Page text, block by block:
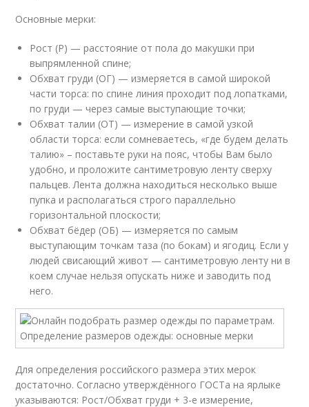
Основные мерки:
Рост (Р) — расстояние от пола до макушки при
выпрямленной спине;
Обхват груди (ОГ) — измеряется в самой широкой
части торса: по спине линия проходит под лопатками,
по груди — через самые выступающие точки;
Обхват талии (ОТ) — измерение в самой узкой
области торса: если сомневаетесь, «где будем делать
талию» – поставьте руки на пояс, чтобы Вам было
удобно, и проложите сантиметровую ленту сверху
пальцев. Лента должна находиться несколько выше
пупка и располагаться строго параллельно
горизонтальной плоскости;
Обхват бёдер (ОБ) — измеряется по самым
выступающим точкам таза (по бокам) и ягодиц. Если у
людей свисающий живот — сантиметровую ленту ни в
коем случае нельзя опускать ниже и заводить под
него.
Для определения российского размера этих мерок
достаточно. Согласно утверждённого ГОСТа на ярлыке
указываются: Рост/Обхват груди + 3-е измерение,